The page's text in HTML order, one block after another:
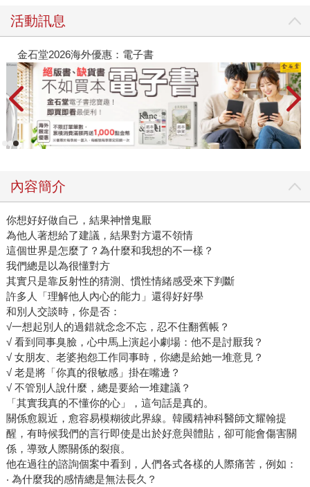
活動訊息
金石堂2026海外優惠：電子書
內容簡介
你想好好做自己，結果神憎鬼厭
為他人著想給了建議，結果對方還不領情
這個世界是怎麼了？為什麼和我想的不一樣？
我們總是以為很懂對方
其實只是靠反射性的猜測、慣性情緒感受來下判斷
許多人「理解他人內心的能力」還得好好學
和別人交談時，你是否：
√一想起別人的過錯就念念不忘，忍不住翻舊帳？
√ 看到同事臭臉，心中馬上演起小劇場：他不是討厭我？
√ 女朋友、老婆抱怨工作同事時，你總是給她一堆意見？
√ 老是將「你真的很敏感」掛在嘴邊？
√ 不管別人說什麼，總是要給一堆建議？
「其實我真的不懂你的心」，這句話是真的。
關係愈親近，愈容易模糊彼此界線。韓國精神科醫師文耀翰提
醒，有時候我們的言行即使是出於好意與體貼，卻可能會傷害關
係，導致人際關係的裂痕。
他在過往的諮詢個案中看到，人們各式各樣的人際痛苦，例如：
‧ 為什麼我的感情總是無法長久？